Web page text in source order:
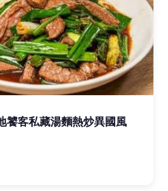
饕客私藏湯麵熱炒異國風